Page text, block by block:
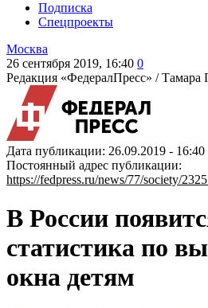
Подписка
Спецпроекты
Москва
26 сентября 2019, 16:40 0
Редакция «ФедералПресс» /Тамара
Дата публикации: 26.09.2019 - 16:40
Постоянный адрес публикации:
https://fedpress.ru/news/77/society/
В России
статистика по
окна детям